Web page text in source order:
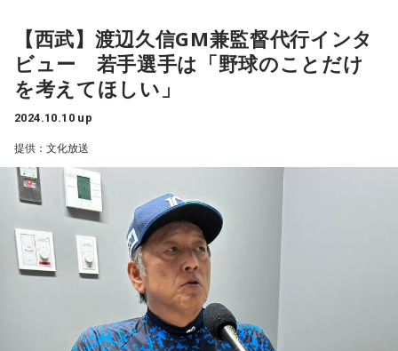
■2時00分～「2時のちょいっと」
ちょいっとキャスター春原佑紀が世の中のちょっと気になる
ニュースをお伝えします。
爆買いから体験を重視するコト消費に移行しているといわれ
ますが、インバウンドの観光客が日本でやりたい事とは？
■2時40分〜「スーパーでお宝探し」
えー？味付けなしのお菓子が増えているって知ってる？
■3時00分〜「3時の茶」
【西武】渡辺久信GM兼監督代行インタ
ビュー 若手選手は「野球のことだけ
を考えてほしい」
2024.10.10 up
提供：文化放送